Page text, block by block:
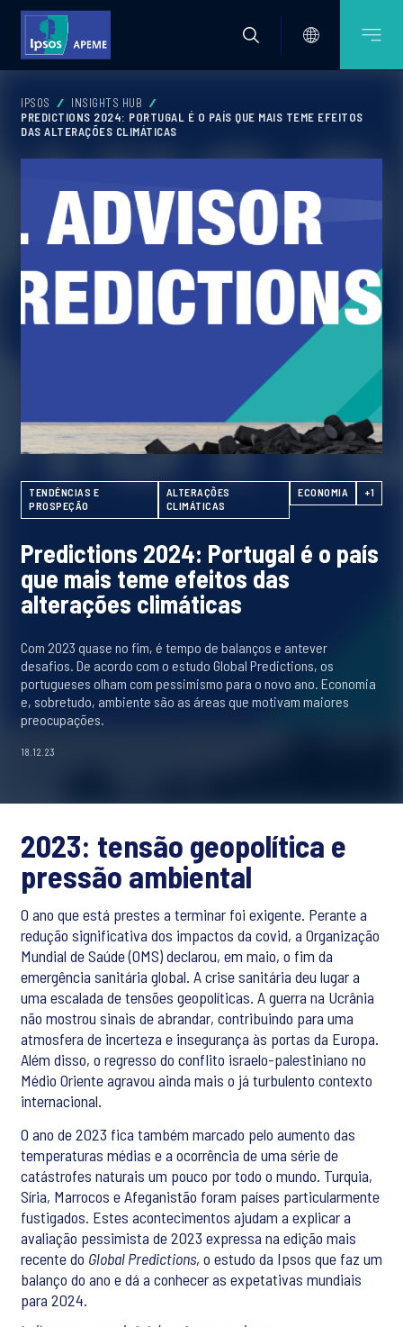
IPSOS
INSIGHTS HUB
PREDICTIONS 2024: PORTUGAL É O PAÍS QUE MAIS TEME EFEITOS
DAS ALTERAÇÕES CLIMÁTICAS
TENDÊNCIAS E
PROSPEÇÃO
ALTERAÇÕES
CLIMÁTICAS
ECONOMIA +1
Predictions 2024: Portugal é o país
que mais teme efeitos das
alterações climáticas
Com 2023 quase no fim, é tempo de balanços e antever
desafios. De acordo com o estudo Global Predictions, os
portugueses olham com pessimismo para o novo ano. Economia
e, sobretudo, ambiente são as áreas que motivam maiores
preocupações.
18.12.23
2023: tensão geopolítica e
pressão ambiental
O ano que está prestes a terminar foi exigente. Perante a
redução significativa dos impactos da covid, a Organização
Mundial de Saúde (OMS) declarou, em maio, o fim da
emergência sanitária global. A crise sanitária deu lugar a
uma escalada de tensões geopolíticas. A guerra na Ucrânia
não mostrou sinais de abrandar, contribuindo para uma
atmosfera de incerteza e insegurança às portas da Europa.
Além disso, o regresso do conflito israelo-palestiniano no
Médio Oriente agravou ainda mais o já turbulento contexto
internacional.
O ano de 2023 fica também marcado pelo aumento das
temperaturas médias e a ocorrência de uma série de
catástrofes naturais um pouco por todo o mundo. Turquia,
Síria, Marrocos e Afeganistão foram países particularmente
fustigados. Estes acontecimentos ajudam a explicar a
avaliação pessimista de 2023 expressa na edição mais
recente do Global Predictions, o estudo da Ipsos que faz um
balanço do ano e dá a conhecer as expetativas mundiais
para 2024.